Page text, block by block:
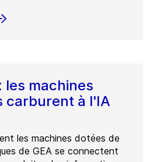
les machines
carburent à l'IA
les machines dotées de
de GEA se connectent